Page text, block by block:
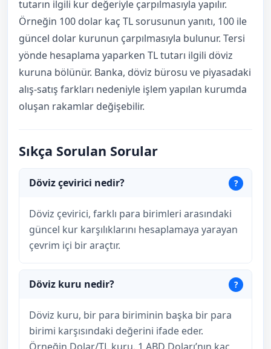
tutarın ilgili kur değeriyle çarpılmasıyla yapılır.
Örneğin 100 dolar kaç TL sorusunun yanıtı, 100 ile
güncel dolar kurunun çarpılmasıyla bulunur. Tersi
yönde hesaplama yaparken TL tutarı ilgili döviz
kuruna bölünür. Banka, döviz bürosu ve piyasadaki
alış-satış farkları nedeniyle işlem yapılan kurumda
oluşan rakamlar değişebilir.
Sıkça Sorulan Sorular
Döviz çevirici nedir?
Döviz çevirici, farklı para birimleri arasındaki
güncel kur karşılıklarını hesaplamaya yarayan
çevrim içi bir araçtır.
Döviz kuru nedir?
Döviz kuru, bir para biriminin başka bir para
birimi karşısındaki değerini ifade eder.